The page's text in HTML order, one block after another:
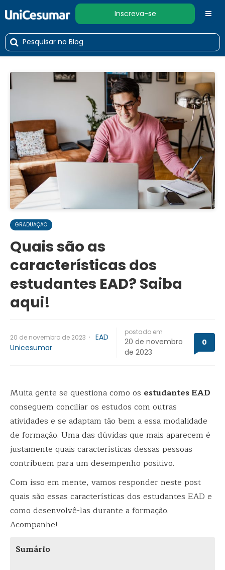
Inscreva-se
GRADUAÇÃO
Quais são as
características dos
estudantes EAD? Saiba
aqui!
20 de novembro de 2023 · EAD
Unicesumar
postado em
20 de novembro
de 2023
0
Muita gente se questiona como os estudantes EAD
conseguem conciliar os estudos com outras
atividades e se adaptam tão bem a essa modalidade
de formação. Uma das dúvidas que mais aparecem é
justamente quais características dessas pessoas
contribuem para um desempenho positivo.
Com isso em mente, vamos responder neste post
quais são essas características dos estudantes EAD e
como desenvolvê-las durante a formação.
Acompanhe!
Sumário